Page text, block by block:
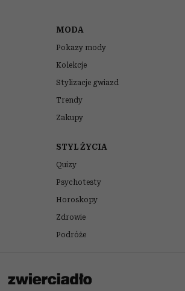
MODA
Pokazy mody
Kolekcje
Stylizacje gwiazd
Trendy
Zakupy
STYL ŻYCIA
Quizy
Psychotesty
Horoskopy
Zdrowie
Podróże